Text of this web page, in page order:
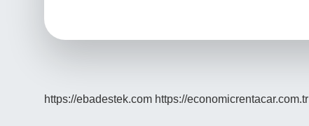
https://ebadestek.com https://economicrentacar.com.tr